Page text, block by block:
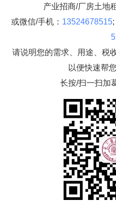
产业招商/厂房土地
或微信/手机： 13524678515;
5
请说明您的需求、用途、税
以便快速帮
长按/扫一扫加